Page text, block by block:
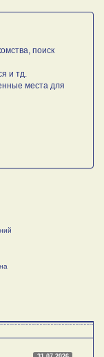
поиск
и тд.
места для
на